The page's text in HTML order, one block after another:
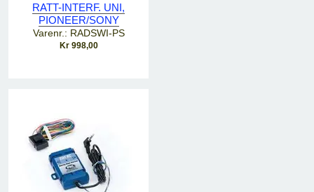
RATT-INTERF. UNI,
PIONEER/SONY
Varenr.: RADSWI-PS
Kr 998,00